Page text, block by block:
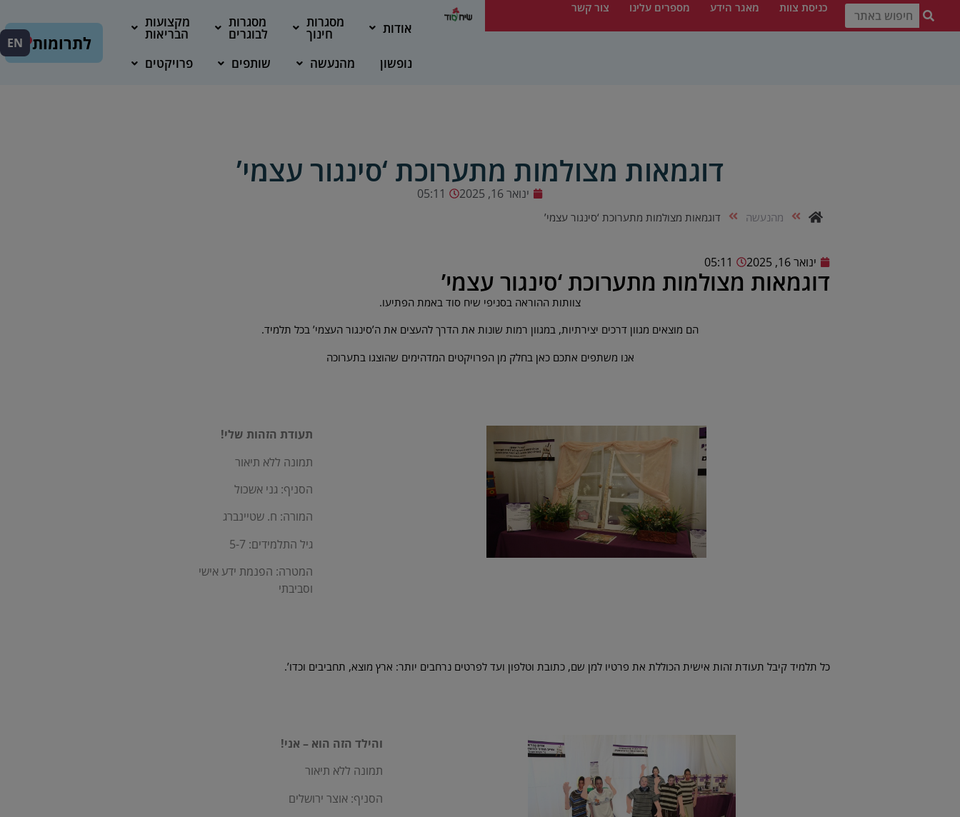
כניסת צוות מאגר הידע מספרים עלינו צור קשר
אודות מסגרות
חינוך
מסגרות
לבוגרים
מקצועות
הבריאות
נופשון
מהנעשה שותפים פרויקטים
לתרומות EN
דוגמאות מצולמות מתערוכת ‘סינגור עצמי’
ינואר 16, 2025 05:11
מהנעשה דוגמאות מצולמות מתערוכת ‘סינגור עצמי’
ינואר 16, 2025 05:11
דוגמאות מצולמות מתערוכת ‘סינגור עצמי’
צוותות ההוראה בסניפי שיח סוד באמת הפתיעו.
הם מוצאים מגוון דרכים יצירתיות, במגוון רמות שונות את הדרך להעצים את ה’סינגור העצמי’ בכל תלמיד.
אנו משתפים אתכם כאן בחלק מן הפרויקטים המדהימים שהוצגו בתערוכה
תעודת הזהות שלי!
תמונה ללא תיאור
הסניף: גני אשכול
המורה: ח. שטיינברג
גיל התלמידים: 5-7
המטרה: הפנמת ידע אישי
וסביבתי
כל תלמיד קיבל תעודת זהות אישית הכוללת את פרטיו למן שם, כתובת וטלפון ועד לפרטים נרחבים יותר: ארץ מוצא, תחביבים וכדו’.
והילד הזה הוא – אני!
תמונה ללא תיאור
הסניף: אוצר ירושלים